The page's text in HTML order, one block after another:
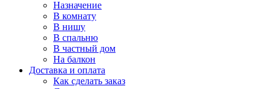
Назначение
В комнату
В нишу
В спальню
В частный дом
На балкон
Доставка и оплата
Как сделать заказ